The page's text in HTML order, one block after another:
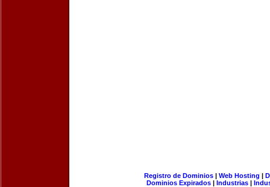
Registro de Dominios| Web Hosting |
Dominios Expirados | Industrias |